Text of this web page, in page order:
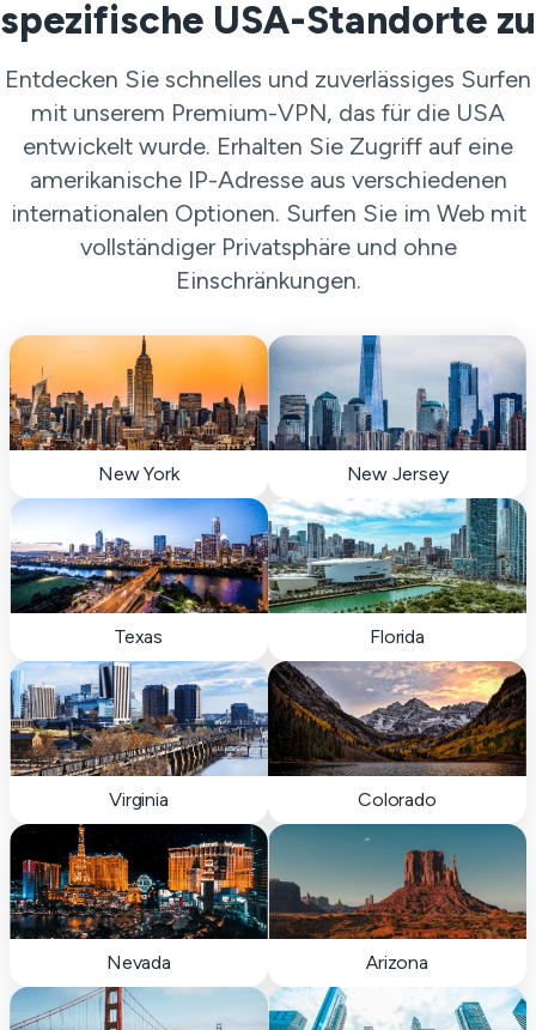
spezifische USA-Standorte zu
Entdecken Sie schnelles und zuverlässiges Surfen
mit unserem Premium-VPN, das für die USA
entwickelt wurde. Erhalten Sie Zugriff auf eine
amerikanische IP-Adresse aus verschiedenen
internationalen Optionen. Surfen Sie im Web mit
vollständiger Privatsphäre und ohne
Einschränkungen.
New York New Jersey
Texas Florida
Virginia Colorado
Nevada Arizona